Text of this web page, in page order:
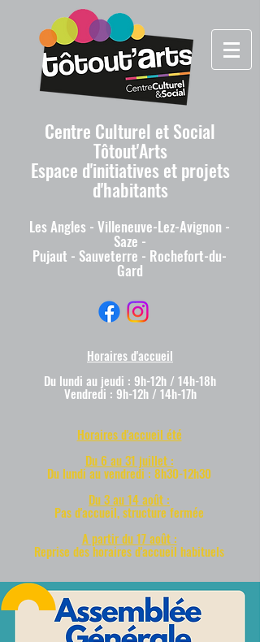
Centre Culturel et Social
Tôtout'Arts
Espace d'initiatives et projets
d'habitants
Les Angles - Villeneuve-Lez-Avignon -
Saze -
Pujaut - Sauveterre - Rochefort-du-
Gard
Horaires d'accueil
Du lundi au jeudi : 9h-12h / 14h-18h
Vendredi : 9h-12h / 14h-17h
Horaires d'accueil été
Du 6 au 31 juillet :
Du lundi au vendredi : 8h30-12h30
Du 3 au 14 août :
Pas d'accueil, structure fermée
A partir du 17 août :
Reprise des horaires d'accueil habituels